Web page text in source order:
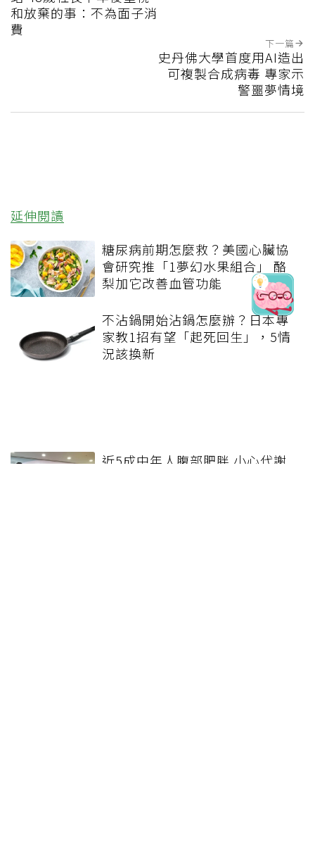
和放棄的事：不為面子消
費
下一篇
史丹佛大學首度用AI造出
可複製合成病毒 專家示
警噩夢情境
延伸閱讀
糖尿病前期怎麼救？美國心臟協
會研究推「1夢幻水果組合」 酪
梨加它改善血管功能
不沾鍋開始沾鍋怎麼辦？日本專
家教1招有望「起死回生」，5情
況該換新
近5成中年人腹部肥胖 小心代謝